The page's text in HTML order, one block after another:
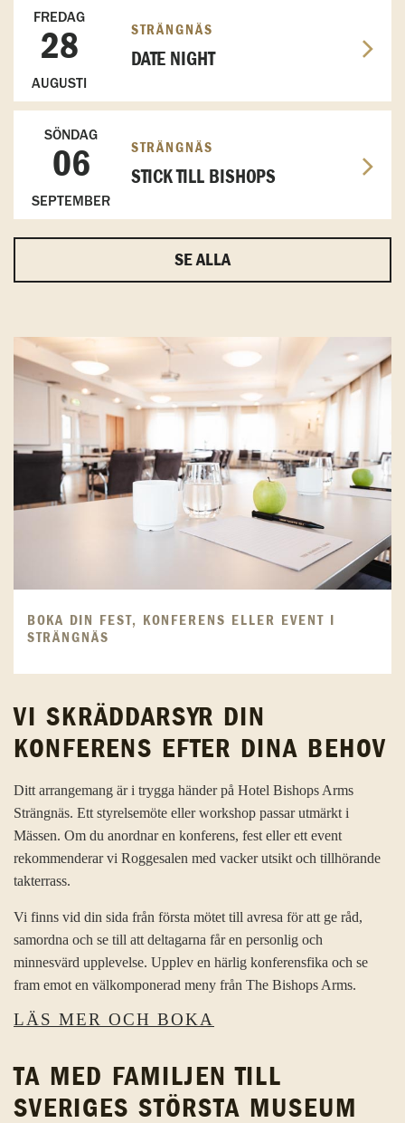
FREDAG
28
AUGUSTI
STRÄNGNÄS
DATE NIGHT
SÖNDAG
06
SEPTEMBER
STRÄNGNÄS
STICK TILL BISHOPS
SE ALLA
BOKA DIN FEST, KONFERENS ELLER EVENT I
STRÄNGNÄS
VI SKRÄDDARSYR DIN
KONFERENS EFTER DINA BEHOV
Ditt arrangemang är i trygga händer på Hotel Bishops Arms
Strängnäs. Ett styrelsemöte eller workshop passar utmärkt i
Mässen. Om du anordnar en konferens, fest eller ett event
rekommenderar vi Roggesalen med vacker utsikt och tillhörande
takterrass.
Vi finns vid din sida från första mötet till avresa för att ge råd,
samordna och se till att deltagarna får en personlig och
minnesvärd upplevelse. Upplev en härlig konferensfika och se
fram emot en välkomponerad meny från The Bishops Arms.
LÄS MER OCH BOKA
TA MED FAMILJEN TILL
SVERIGES STÖRSTA MUSEUM